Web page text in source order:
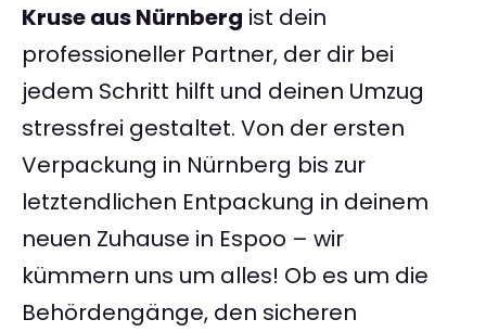
Kruse aus Nürnberg ist dein
professioneller Partner, der dir bei
jedem Schritt hilft und deinen Umzug
stressfrei gestaltet. Von der ersten
Verpackung in Nürnberg bis zur
letztendlichen Entpackung in deinem
neuen Zuhause in Espoo – wir
kümmern uns um alles! Ob es um die
Behördengänge, den sicheren